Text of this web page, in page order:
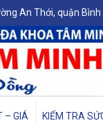
An Thới, quận
– GIÁ KIỂM TRA